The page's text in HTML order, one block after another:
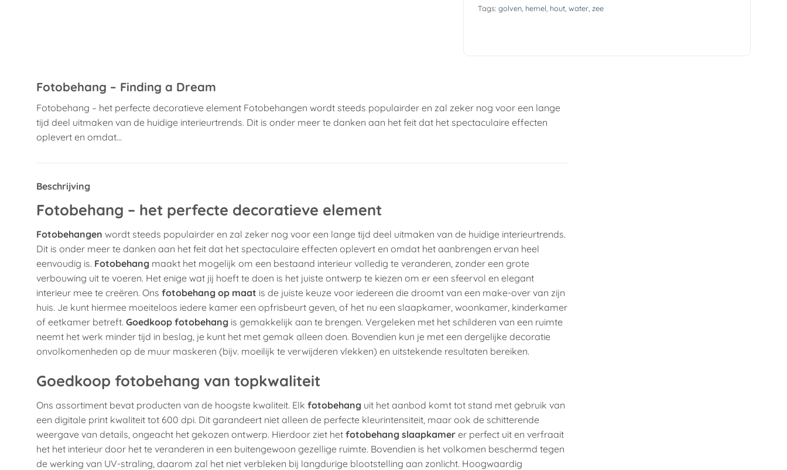
Tags: golven, hemel hout, water, zee
Fotobehang – Finding a Dream
Fotobehang – het perfecte decoratieve element Fotobehangen wordt steeds populairder en zal zeker nog voor een lange
tijd deel uitmaken van de huidige interieurtrends. Dit is onder meer te danken aan het feit dat het spectaculaire effecten
oplevert en omdat…
Beschrijving
Fotobehang – het perfecte decoratieve element
Fotobehangen wordt steeds populairder en zal zeker nog voor een lange tijd deel uitmaken van de huidige interieurtrends.
Dit is onder meer te danken aan het feit dat het spectaculaire effecten oplevert en omdat het aanbrengen ervan heel
eenvoudig is. Fotobehang maakt het mogelijk om een bestaand interieur volledig te veranderen, zonder een grote
verbouwing uit te voeren. Het enige wat jij hoeft te doen is het juiste ontwerp te kiezen om er een sfeervol en elegant
interieur mee te creëren. Ons fotobehang op maat is de juiste keuze voor iedereen die droomt van een make-over van zijn
huis. Je kunt hiermee moeiteloos iedere kamer een opfrisbeurt geven, of het nu een slaapkamer, woonkamer, kinderkamer
of eetkamer betreft. Goedkoop fotobehang is gemakkelijk aan te brengen. Vergeleken met het schilderen van een ruimte
neemt het werk minder tijd in beslag, je kunt het met gemak alleen doen. Bovendien kun je met een dergelijke decoratie
onvolkomenheden op de muur maskeren (bijv. moeilijk te verwijderen vlekken) en uitstekende resultaten bereiken.
Goedkoop fotobehang van topkwaliteit
Ons assortiment bevat producten van de hoogste kwaliteit. Elk fotobehang uit het aanbod komt tot stand met gebruik van
een digitale print kwaliteit tot 600 dpi. Dit garandeert niet alleen de perfecte kleurintensiteit, maar ook de schitterende
weergave van details, ongeacht het gekozen ontwerp. Hierdoor ziet het fotobehang slaapkamer er perfect uit en verfraait
het het interieur door het te veranderen in een buitengewoon gezellige ruimte. Bovendien is het volkomen beschermd tegen
de werking van UV-straling, daarom zal het niet verbleken bij langdurige blootstelling aan zonlicht. Hoogwaardig